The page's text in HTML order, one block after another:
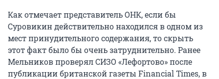
Как отмечает представитель ОНК, если бы
Суровикин действительно находился в одном из
мест принудительного содержания, то скрыть
этот факт было бы очень затруднительно. Ранее
Мельников проверял СИЗО «Лефортово» после
публикации британской газеты Financial Times, в